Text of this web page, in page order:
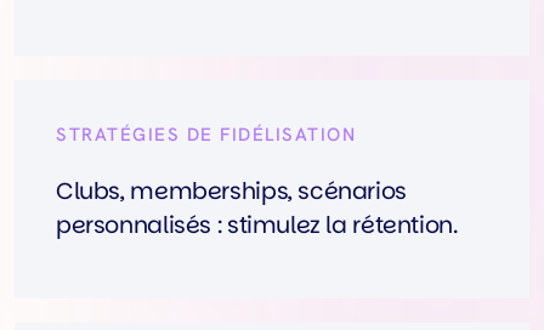
STRATÉGIES DE FIDÉLISATION
Clubs, memberships, scénarios
personnalisés : stimulez la rétention.